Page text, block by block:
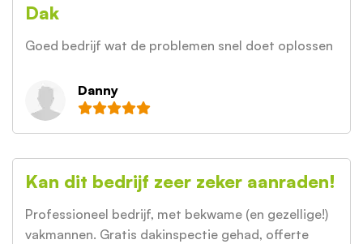
Dak
Goed bedrijf wat de problemen snel doet oplossen
Danny
Kan dit bedrijf zeer zeker aanraden!
Professioneel bedrijf, met bekwame (en gezellige!)
vakmannen. Gratis dakinspectie gehad, offerte